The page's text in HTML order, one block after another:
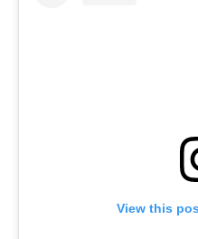
View this